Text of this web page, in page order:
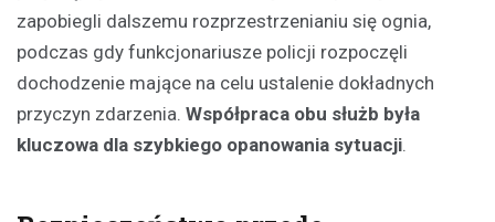
zapobiegli dalszemu rozprzestrzenianiu się ognia,
podczas gdy funkcjonariusze policji rozpoczęli
dochodzenie mające na celu ustalenie dokładnych
przyczyn zdarzenia. Współpraca obu służb była
kluczowa dla szybkiego opanowania sytuacji.